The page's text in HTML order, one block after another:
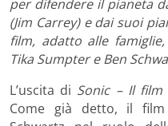
per difendere il pianeta
(Jim Carrey) e dai suoi
film, adatto alle
Tika Sumpter e Ben
L’uscita di Sonic – Il film
Come già detto, il